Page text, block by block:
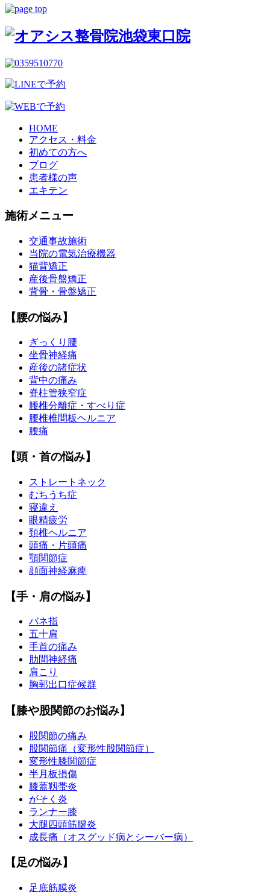
HOME
アクセス・料金
初めての方へ
ブログ
患者様の声
エキテン
施術メニュー
交通事故施術
当院の電気治療機器
猫背矯正
産後骨盤矯正
背骨・骨盤矯正
【腰の悩み】
ぎっくり腰
坐骨神経痛
産後の諸症状
背中の痛み
脊柱管狭窄症
腰椎分離症・すべり症
腰椎椎間板ヘルニア
腰痛
【頭・首の悩み】
ストレートネック
むちうち症
寝違え
眼精疲労
頚椎ヘルニア
頭痛・片頭痛
顎関節症
顔面神経麻痺
【手・肩の悩み】
バネ指
五十肩
手首の痛み
肋間神経痛
肩こり
胸郭出口症候群
【膝や股関節のお悩み】
股関節の痛み
股関節痛（変形性股関節症）
変形性膝関節症
半月板損傷
膝蓋靱帯炎
がそく炎
ランナー膝
大腿四頭筋腱炎
成長痛（オスグッド病とシーバー病）
【足の悩み】
足底筋膜炎